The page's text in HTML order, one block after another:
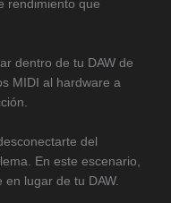
rendimiento que
dentro de tu DAW de
MIDI al hardware a
del
En este escenario,
lugar de tu DAW.